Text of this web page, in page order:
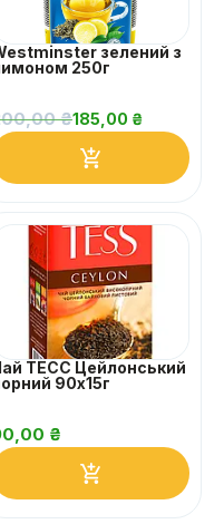
зелений з
250г
₴185,00 ₴
ТЕСС Цейлонський
90х15г
₴